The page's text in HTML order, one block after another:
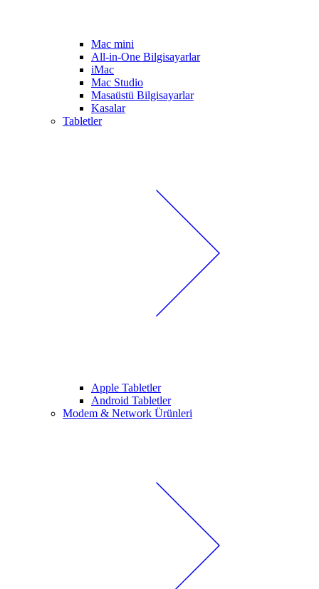
Mac mini
All-in-One Bilgisayarlar
iMac
Mac Studio
Masaüstü Bilgisayarlar
Kasalar
Tabletler
Apple Tabletler
Android Tabletler
Modem & Network Ürünleri